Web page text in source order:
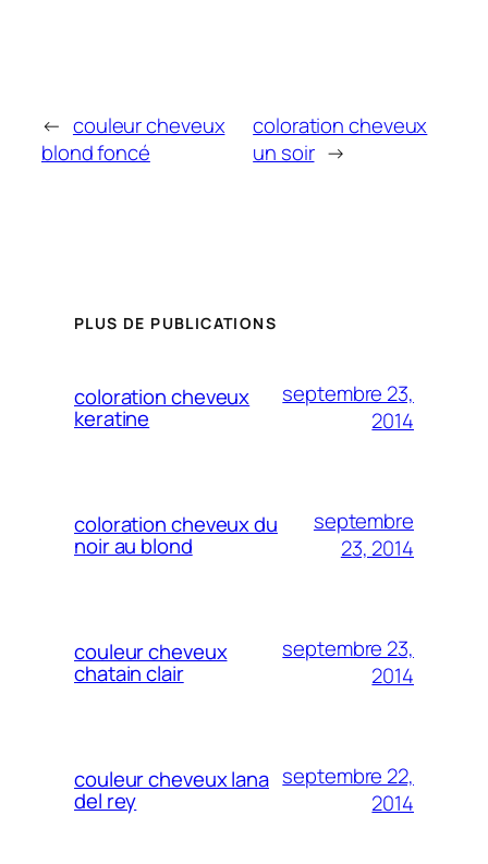
← couleur cheveux
blond foncé
coloration cheveux
un soir →
PLUS DE PUBLICATIONS
coloration cheveux
keratine
septembre 23,
2014
coloration cheveux du
noir au blond
septembre
23, 2014
couleur cheveux
chatain clair
septembre 23,
2014
couleur cheveux lana
del rey
septembre 22,
2014